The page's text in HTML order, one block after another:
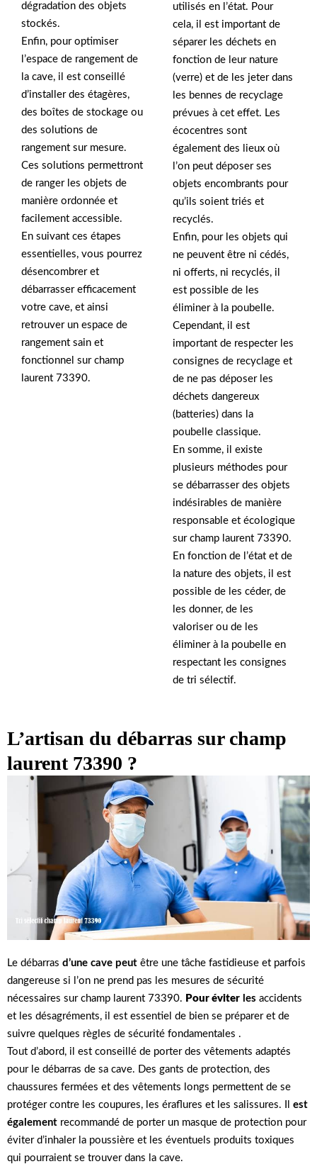
dégradation des objets
stockés.
Enfin, pour optimiser
l’espace de rangement de
la cave, il est conseillé
d’installer des étagères,
des boîtes de stockage ou
des solutions de
rangement sur mesure.
Ces solutions permettront
de ranger les objets de
manière ordonnée et
facilement accessible.
En suivant ces étapes
essentielles, vous pourrez
désencombrer et
débarrasser efficacement
votre cave, et ainsi
retrouver un espace de
rangement sain et
fonctionnel sur champ
laurent 73390.
utilisés en l’état. Pour
cela, il est important de
séparer les déchets en
fonction de leur nature
(verre) et de les jeter dans
les bennes de recyclage
prévues à cet effet. Les
écocentres sont
également des lieux où
l’on peut déposer ses
objets encombrants pour
qu’ils soient triés et
recyclés.
Enfin, pour les objets qui
ne peuvent être ni cédés,
ni offerts, ni recyclés, il
est possible de les
éliminer à la poubelle.
Cependant, il est
important de respecter les
consignes de recyclage et
de ne pas déposer les
déchets dangereux
(batteries) dans la
poubelle classique.
En somme, il existe
plusieurs méthodes pour
se débarrasser des objets
indésirables de manière
responsable et écologique
sur champ laurent 73390.
En fonction de l’état et de
la nature des objets, il est
possible de les céder, de
les donner, de les
valoriser ou de les
éliminer à la poubelle en
respectant les consignes
de tri sélectif.
L’artisan du débarras sur champ
laurent 73390 ?
Le débarras d’une cave peut être une tâche fastidieuse et parfois
dangereuse si l’on ne prend pas les mesures de sécurité
nécessaires sur champ laurent 73390. Pour éviter les accidents
et les désagréments, il est essentiel de bien se préparer et de
suivre quelques règles de sécurité fondamentales .
Tout d’abord, il est conseillé de porter des vêtements adaptés
pour le débarras de sa cave. Des gants de protection, des
chaussures fermées et des vêtements longs permettent de se
protéger contre les coupures, les éraflures et les salissures. Il est
également recommandé de porter un masque de protection pour
éviter d’inhaler la poussière et les éventuels produits toxiques
qui pourraient se trouver dans la cave.